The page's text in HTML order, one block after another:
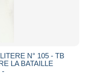
N° 105 - TB
LA BATAILLE
-